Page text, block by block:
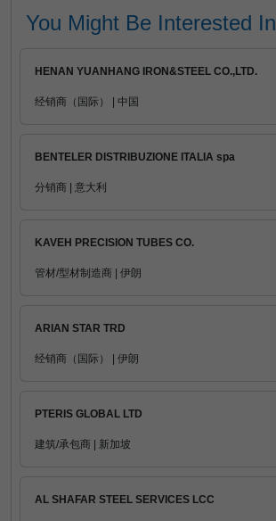
You Might Be Interested In
HENAN YUANHANG IRON&STEEL CO.,LTD.
经销商（国际） | 中国
BENTELER DISTRIBUZIONE ITALIA spa
分销商 | 意大利
KAVEH PRECISION TUBES CO.
管材/型材制造商 | 伊朗
ARIAN STAR TRD
经销商（国际） | 伊朗
PTERIS GLOBAL LTD
建筑/承包商 | 新加坡
AL SHAFAR STEEL SERVICES LCC